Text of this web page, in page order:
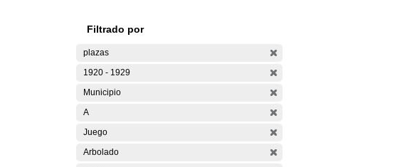
Filtrado por
plazas
1920 - 1929
Municipio
A
Juego
Arbolado